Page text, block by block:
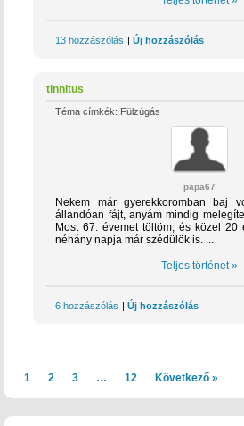
13 hozzászólás |Új hozzászólás
tinnitus
Téma címkék: Fülzúgás
papa67
Nekem már gyerekkoromban baj
állandóan fájt, anyám mindig
Most 67. évemet töltöm, és közel
néhány napja már szédülök is. ...
Teljes történet »
6 hozzászólás |Új hozzászólás
1 2 3 … 12 Következő »